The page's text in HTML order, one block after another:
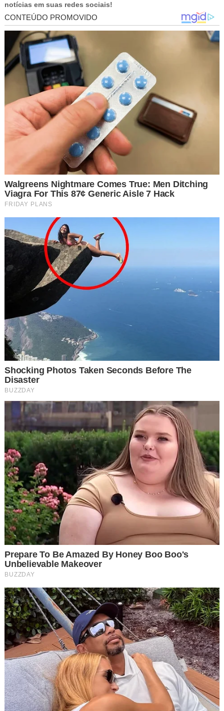
notícias em suas redes sociais!